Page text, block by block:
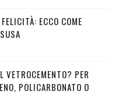
ECCO COME
VETROCEMENTO? PER
POLICARBONATO O